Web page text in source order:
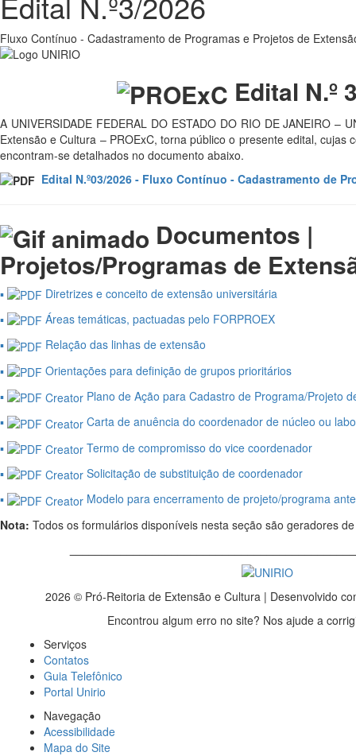
Fluxo Contínuo - Cadastramento de Programas e Projetos de
Edital N.º
A UNIVERSIDADE FEDERAL DO ESTADO DO RIO DE JANEIRO –
Extensão e Cultura – PROExC, torna público o presente edital, cujas
encontram-se detalhados no documento abaixo.
Edital N.º03/2026 - Fluxo Contínuo - Cadastramento de
Documentos |
Projetos/Programas de
▪︎
Diretrizes e conceito de extensão universitária
▪︎
Áreas temáticas, pactuadas pelo FORPROEX
▪︎
Relação das linhas de extensão
▪︎
Orientações para definição de grupos prioritários
▪︎
Plano de Ação para Cadastro de Programa/Projeto
▪︎
Carta de anuência do coordenador de núcleo ou
▪︎
Termo de compromisso do vice coordenador
▪︎
Solicitação de substituição de coordenador
▪︎
Modelo para encerramento de projeto/programa
Nota: Todos os formulários disponíveis nesta seção são geradores de
2026 © Pró-Reitoria de Extensão e Cultura | Desenvolvido
Encontrou algum erro no site? Nos ajude a
Serviços
Contatos
Guia Telefônico
Portal Unirio
Navegação
Acessibilidade
Mapa do Site